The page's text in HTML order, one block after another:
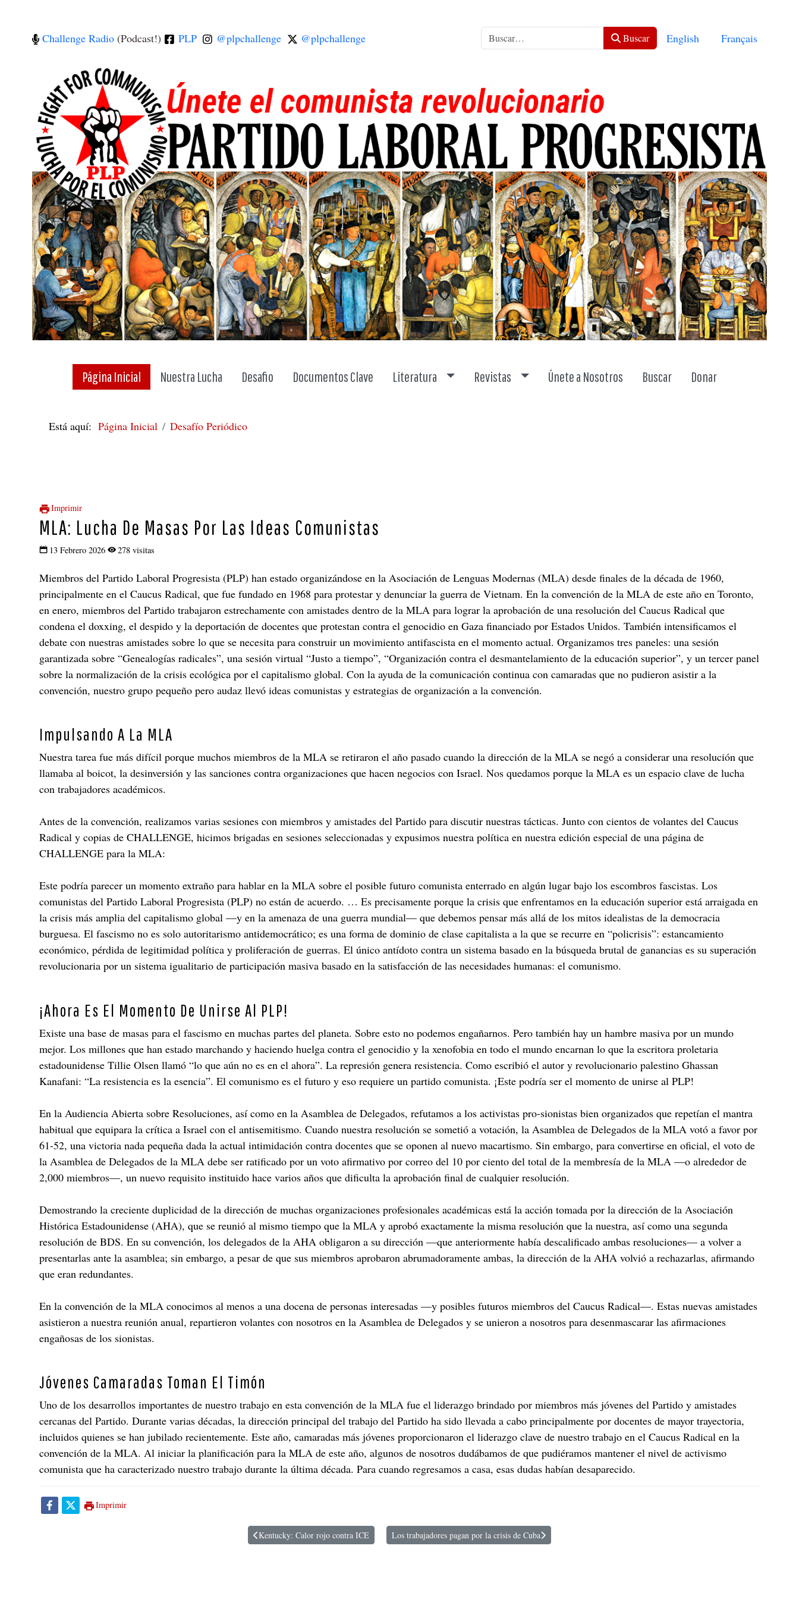
Challenge Radio (Podcast!) PLP @plpchallenge @plpchallenge Buscar Buscar Seleccione su idioma
English Français
Página Inicial Nuestra Lucha Desafio Documentos Clave Literatura Toggle dropdown
Revistas Toggle dropdown
Únete a Nosotros Buscar Donar
Está aquí:Página Inicial Desafío Periódico
Imprimir
MLA: Lucha De Masas Por Las Ideas Comunistas
13 Febrero 2026 278 visitas
Miembros del Partido Laboral Progresista (PLP) han estado organizándose en la Asociación de Lenguas Modernas (MLA) desde finales de la década de 1960,
principalmente en el Caucus Radical, que fue fundado en 1968 para protestar y denunciar la guerra de Vietnam. En la convención de la MLA de este año en Toronto,
en enero, miembros del Partido trabajaron estrechamente con amistades dentro de la MLA para lograr la aprobación de una resolución del Caucus Radical que
condena el doxxing, el despido y la deportación de docentes que protestan contra el genocidio en Gaza financiado por Estados Unidos. También intensificamos el
debate con nuestras amistades sobre lo que se necesita para construir un movimiento antifascista en el momento actual. Organizamos tres paneles: una sesión
garantizada sobre “Genealogías radicales”, una sesión virtual “Justo a tiempo”, “Organización contra el desmantelamiento de la educación superior”, y un tercer panel
sobre la normalización de la crisis ecológica por el capitalismo global. Con la ayuda de la comunicación continua con camaradas que no pudieron asistir a la
convención, nuestro grupo pequeño pero audaz llevó ideas comunistas y estrategias de organización a la convención.
Impulsando A La MLA
Nuestra tarea fue más difícil porque muchos miembros de la MLA se retiraron el año pasado cuando la dirección de la MLA se negó a considerar una resolución que
llamaba al boicot, la desinversión y las sanciones contra organizaciones que hacen negocios con Israel. Nos quedamos porque la MLA es un espacio clave de lucha
con trabajadores académicos.
Antes de la convención, realizamos varias sesiones con miembros y amistades del Partido para discutir nuestras tácticas. Junto con cientos de volantes del Caucus
Radical y copias de CHALLENGE, hicimos brigadas en sesiones seleccionadas y expusimos nuestra política en nuestra edición especial de una página de
CHALLENGE para la MLA:
Este podría parecer un momento extraño para hablar en la MLA sobre el posible futuro comunista enterrado en algún lugar bajo los escombros fascistas. Los
comunistas del Partido Laboral Progresista (PLP) no están de acuerdo. … Es precisamente porque la crisis que enfrentamos en la educación superior está arraigada en
la crisis más amplia del capitalismo global —y en la amenaza de una guerra mundial— que debemos pensar más allá de los mitos idealistas de la democracia
burguesa. El fascismo no es solo autoritarismo antidemocrático; es una forma de dominio de clase capitalista a la que se recurre en “policrisis”: estancamiento
económico, pérdida de legitimidad política y proliferación de guerras. El único antídoto contra un sistema basado en la búsqueda brutal de ganancias es su superación
revolucionaria por un sistema igualitario de participación masiva basado en la satisfacción de las necesidades humanas: el comunismo.
¡Ahora Es El Momento De Unirse Al PLP!
Existe una base de masas para el fascismo en muchas partes del planeta. Sobre esto no podemos engañarnos. Pero también hay un hambre masiva por un mundo
mejor. Los millones que han estado marchando y haciendo huelga contra el genocidio y la xenofobia en todo el mundo encarnan lo que la escritora proletaria
estadounidense Tillie Olsen llamó “lo que aún no es en el ahora”. La represión genera resistencia. Como escribió el autor y revolucionario palestino Ghassan
Kanafani: “La resistencia es la esencia”. El comunismo es el futuro y eso requiere un partido comunista. ¡Este podría ser el momento de unirse al PLP!
En la Audiencia Abierta sobre Resoluciones, así como en la Asamblea de Delegados, refutamos a los activistas pro-sionistas bien organizados que repetían el mantra
habitual que equipara la crítica a Israel con el antisemitismo. Cuando nuestra resolución se sometió a votación, la Asamblea de Delegados de la MLA votó a favor por
61-52, una victoria nada pequeña dada la actual intimidación contra docentes que se oponen al nuevo macartismo. Sin embargo, para convertirse en oficial, el voto de
la Asamblea de Delegados de la MLA debe ser ratificado por un voto afirmativo por correo del 10 por ciento del total de la membresía de la MLA —o alrededor de
2,000 miembros—, un nuevo requisito instituido hace varios años que dificulta la aprobación final de cualquier resolución.
Demostrando la creciente duplicidad de la dirección de muchas organizaciones profesionales académicas está la acción tomada por la dirección de la Asociación
Histórica Estadounidense (AHA), que se reunió al mismo tiempo que la MLA y aprobó exactamente la misma resolución que la nuestra, así como una segunda
resolución de BDS. En su convención, los delegados de la AHA obligaron a su dirección —que anteriormente había descalificado ambas resoluciones— a volver a
presentarlas ante la asamblea; sin embargo, a pesar de que sus miembros aprobaron abrumadoramente ambas, la dirección de la AHA volvió a rechazarlas, afirmando
que eran redundantes.
En la convención de la MLA conocimos al menos a una docena de personas interesadas —y posibles futuros miembros del Caucus Radical—. Estas nuevas amistades
asistieron a nuestra reunión anual, repartieron volantes con nosotros en la Asamblea de Delegados y se unieron a nosotros para desenmascarar las afirmaciones
engañosas de los sionistas.
Jóvenes Camaradas Toman El Timón
Uno de los desarrollos importantes de nuestro trabajo en esta convención de la MLA fue el liderazgo brindado por miembros más jóvenes del Partido y amistades
cercanas del Partido. Durante varias décadas, la dirección principal del trabajo del Partido ha sido llevada a cabo principalmente por docentes de mayor trayectoria,
incluidos quienes se han jubilado recientemente. Este año, camaradas más jóvenes proporcionaron el liderazgo clave de nuestro trabajo en el Caucus Radical en la
convención de la MLA. Al iniciar la planificación para la MLA de este año, algunos de nosotros dudábamos de que pudiéramos mantener el nivel de activismo
comunista que ha caracterizado nuestro trabajo durante la última década. Para cuando regresamos a casa, esas dudas habían desaparecido.
Imprimir
Artículo anterior: Kentucky: Calor rojo contra ICE
Kentucky: Calor rojo contra ICE Artículo siguiente: Los trabajadores pagan por la crisis de Cuba
Los trabajadores pagan por la crisis de Cuba